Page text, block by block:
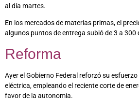
al día martes.
En los mercados de materias primas, el
algunos puntos de entrega subió de 3 a 300
Reforma
Ayer el Gobierno Federal reforzó su
eléctrica, empleando el reciente corte de
favor de la autonomía.